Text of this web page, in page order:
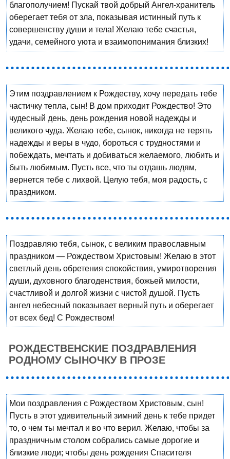
благополучием! Пускай твой добрый Ангел-хранитель
оберегает тебя от зла, показывая истинный путь к
совершенству души и тела! Желаю тебе счастья,
удачи, семейного уюта и взаимопонимания близких!
Этим поздравлением к Рождеству, хочу передать тебе
частичку тепла, сын! В дом приходит Рождество! Это
чудесный день, день рождения новой надежды и
великого чуда. Желаю тебе, сынок, никогда не терять
надежды и веры в чудо, бороться с трудностями и
побеждать, мечтать и добиваться желаемого, любить и
быть любимым. Пусть все, что ты отдашь людям,
вернется тебе с лихвой. Целую тебя, моя радость, с
праздником.
Поздравляю тебя, сынок, с великим православным
праздником — Рождеством Христовым! Желаю в этот
светлый день обретения спокойствия, умиротворения
души, духовного благоденствия, божьей милости,
счастливой и долгой жизни с чистой душой. Пусть
ангел небесный показывает верный путь и оберегает
от всех бед! С Рождеством!
РОЖДЕСТВЕНСКИЕ ПОЗДРАВЛЕНИЯ
РОДНОМУ СЫНОЧКУ В ПРОЗЕ
Мои поздравления с Рождеством Христовым, сын!
Пусть в этот удивительный зимний день к тебе придет
то, о чем ты мечтал и во что верил. Желаю, чтобы за
праздничным столом собрались самые дорогие и
близкие люди; чтобы день рождения Спасителя